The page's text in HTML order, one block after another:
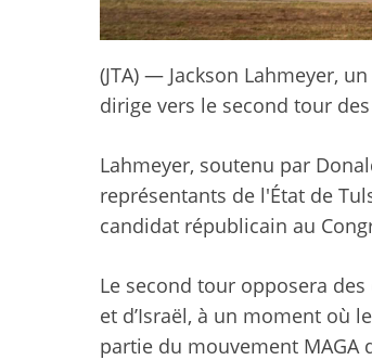
(JTA) — Jackson Lahmeyer,
dirige vers le second tour
Lahmeyer, soutenu par
représentants de l'État de
candidat républicain au
Le second tour opposera
et d’Israël, à un moment où
partie du mouvement MAGA